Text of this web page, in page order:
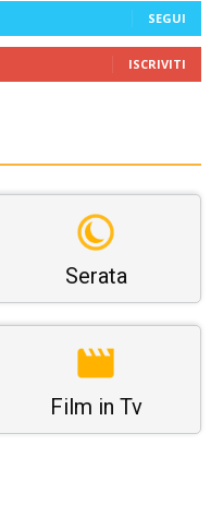
SEGUI
ISCRIVITI
Serata
Film in Tv